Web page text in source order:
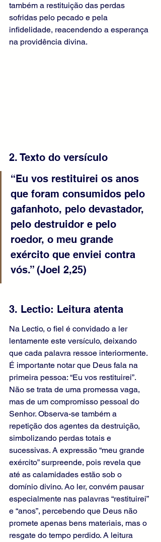
também a restituição das perdas
sofridas pelo pecado e pela
infidelidade, reacendendo a esperança
na providência divina.
2. Texto do versículo
“Eu vos restituirei os anos
que foram consumidos pelo
gafanhoto, pelo devastador,
pelo destruidor e pelo
roedor, o meu grande
exército que enviei contra
vós.” (Joel 2,25)
3. Lectio: Leitura atenta
Na Lectio, o fiel é convidado a ler
lentamente este versículo, deixando
que cada palavra ressoe interiormente.
É importante notar que Deus fala na
primeira pessoa: “Eu vos restituirei”.
Não se trata de uma promessa vaga,
mas de um compromisso pessoal do
Senhor. Observa-se também a
repetição dos agentes da destruição,
simbolizando perdas totais e
sucessivas. A expressão “meu grande
exército” surpreende, pois revela que
até as calamidades estão sob o
domínio divino. Ao ler, convém pausar
especialmente nas palavras “restituirei”
e “anos”, percebendo que Deus não
promete apenas bens materiais, mas o
resgate do tempo perdido. A leitura